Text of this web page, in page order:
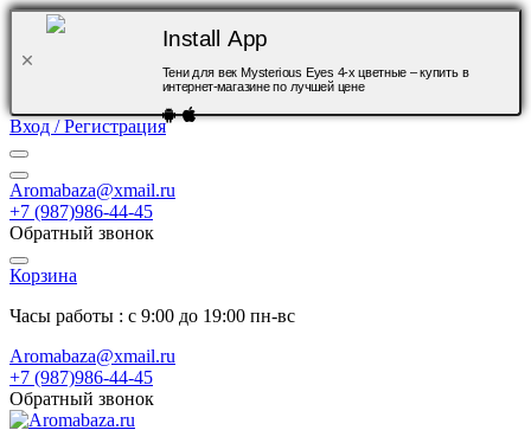
Install App
Тени для век Mysterious Eyes 4-х цветные – купить в
интернет-магазине по лучшей цене
Вход / Регистрация
Aromabaza@xmail.ru
+7 (987)986-44-45
Обратный звонок
Корзина
Часы работы : с 9:00 до 19:00 пн-вс
Aromabaza@xmail.ru
+7 (987)986-44-45
Обратный звонок